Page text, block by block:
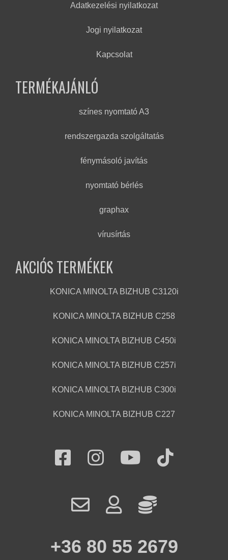
Adatkezelési nyilatkozat
Jogi nyilatkozat
Kapcsolat
TERMÉKAJÁNLÓ
színes nyomtató A3
rendszergazda szolgáltatás
fénymásoló javítás
nyomtató bérlés
graphax
vírusírtás
AKCIÓS TERMÉKEK
KONICA MINOLTA BIZHUB C3120i
KONICA MINOLTA BIZHUB C258
KONICA MINOLTA BIZHUB C450i
KONICA MINOLTA BIZHUB C257i
KONICA MINOLTA BIZHUB C300i
KONICA MINOLTA BIZHUB C227
+36 80 55 2679